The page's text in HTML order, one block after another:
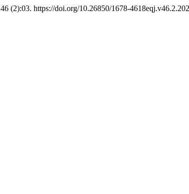
46 (2):03. https://doi.org/10.26850/1678-